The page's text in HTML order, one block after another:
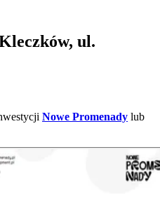
ul.
Nowe Promenady lub